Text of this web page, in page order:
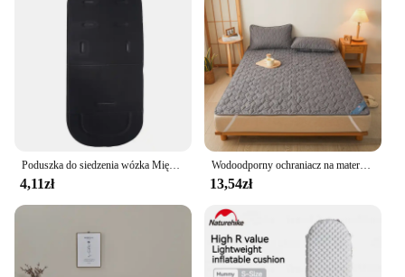
Poduszka do siedzenia wózka Miękki wózek dziecięcy Wózek samochodowy Wysokie krzesełko Poduszki do wózka Dziecięcy materac do wózka Miękka podkładka Duże rozmiary
4,11zł
Wodoodporny ochraniacz na materac - oddychający, bezszumowy pokrowiec na materac z 4 elastycznymi paskami narożnymi Pasuje do głębokości do 40 cm
13,54zł